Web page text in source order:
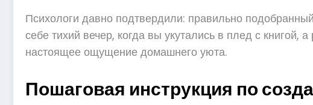
Психологи давно подтвердили: правильно
себе тихий вечер, когда вы укутались в плед с
настоящее ощущение домашнего уюта.
Пошаговая инструкция по